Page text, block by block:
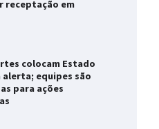
receptação em
colocam Estado
alerta; equipes são
para ações